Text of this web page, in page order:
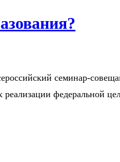
семинар-
федеральной